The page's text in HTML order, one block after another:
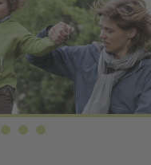
Orts- und Kreisverband
2560x586 03
2560x586 04
Header 2560x586 05
Header 2560x586 06
Dksb Header 2560x586 07
Dksb Header
Dksb Header